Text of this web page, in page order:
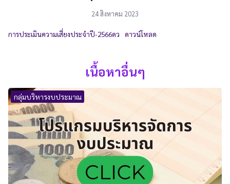
24 สิงหาคม 2023
การประเมินความเสี่ยงประจำปี-2566ดว ดาวน์โหลด
เนื้อหาอื่นๆ
กลุ่มบริหารงบประมาณ